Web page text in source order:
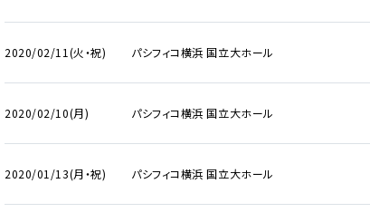
会場一覧
2020/02/11(火・祝) パシフィコ横浜 国立大ホール
2020/02/10(月) パシフィコ横浜 国立大ホール
2020/01/13(月・祝) パシフィコ横浜 国立大ホール